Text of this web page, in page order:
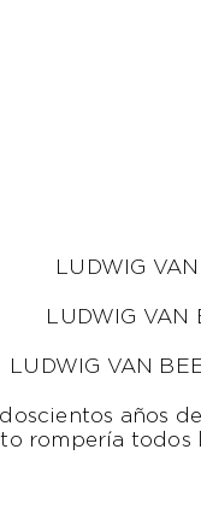
LUDWIG
LUDWIG VAN
LUDWIG VAN
años
rompería todos